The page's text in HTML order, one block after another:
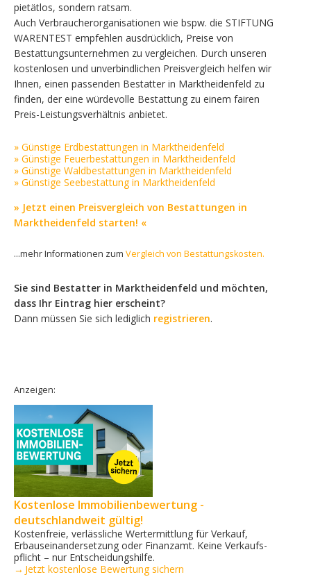
pietätlos, sondern ratsam.
Auch Verbraucherorganisationen wie bspw. die STIFTUNG
WARENTEST empfehlen ausdrücklich, Preise von
Bestattungsunternehmen zu vergleichen. Durch unseren
kostenlosen und unverbindlichen Preisvergleich helfen wir
Ihnen, einen passenden Bestatter in Marktheidenfeld zu
finden, der eine würdevolle Bestattung zu einem fairen
Preis-Leistungsverhältnis anbietet.
» Günstige Erdbestattungen in Marktheidenfeld
» Günstige Feuerbestattungen in Marktheidenfeld
» Günstige Waldbestattungen in Marktheidenfeld
» Günstige Seebestattung in Marktheidenfeld
» Jetzt einen Preisvergleich von Bestattungen in
Marktheidenfeld starten! «
...mehr Informationen zum Vergleich von Bestattungskosten.
Sie sind Bestatter in Marktheidenfeld und möchten,
dass Ihr Eintrag hier erscheint?
Dann müssen Sie sich lediglich registrieren.
Anzeigen:
Kostenlose Immobilienbewertung -
deutschlandweit gültig!
Kostenfreie, verlässliche Wertermittlung für Verkauf,
Erbauseinandersetzung oder Finanzamt. Keine Verkaufs­
pflicht – nur Entscheidungshilfe.
→ Jetzt kostenlose Bewertung sichern